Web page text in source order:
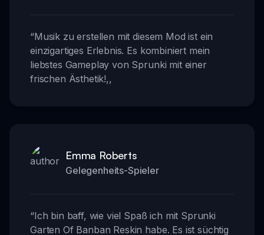
“Musik zu erstellen mit diesem Mod ist ein
einzigartiges Erlebnis. Es kombiniert mein
liebstes Gameplay von Sprunki mit einer
frischen Ästhetik!,,
Emma Roberts
Gelegenheits-Spieler
“Ich bin baff, wie viel Spaß ich mit Sprunki
Garten Of Banban Reskin habe. Es ist süchtig